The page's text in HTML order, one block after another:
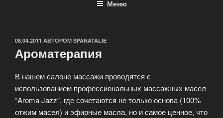
Меню
ОПУБЛИКОВАНО
08.04.2011 АВТОРОМ SPANATALIE
Ароматерапия
В нашем салоне массажи проводятся с
использованием профессиональных массажных масел
“Aroma Jazz”, где сочетаются не только основа (100%
отжим масел) и эфирные масла, но и самое ценное, что